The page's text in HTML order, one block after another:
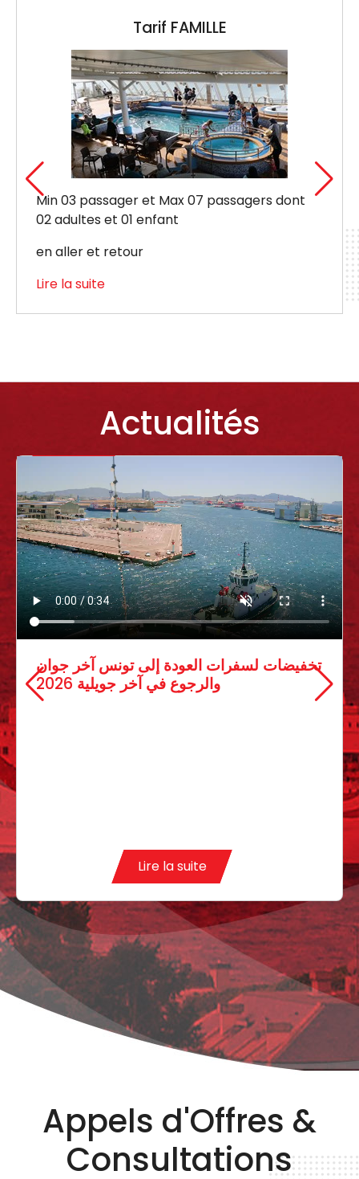
Tarif CORAIL
Valable à partir d’un passager avec ou
véhicule.
Maximum 09 passagers
Lire la suite
Actualités
تخفيضات
بلاغ فتح باب الترشح عبر آلية الإلحاق
فتح باب الترشح عبر آلية الإلحاق لسدّ
النقص البشري ببعض الوحدات،…
Appels d'Offres &
Consultations